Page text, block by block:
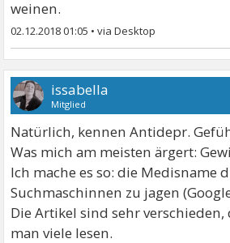
weinen.
02.12.2018 01:05 •
issabella
Mitglied
Natürlich, kennen Antidepr.
Was mich am meisten ärgert:
Ich mache es so: die Medisname
Suchmaschinnen zu jagen
Die Artikel sind sehr verschieden,
man viele lesen.